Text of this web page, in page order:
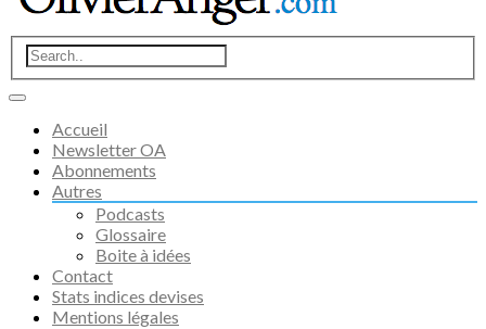
Accueil
Newsletter OA
Abonnements
Autres
Podcasts
Glossaire
Boite à idées
Contact
Stats indices devises
Mentions légales